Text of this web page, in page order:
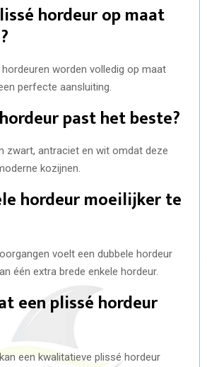
hordeur op maat
worden volledig op maat
perfecte aansluiting.
past het beste?
zwart, antraciet en wit omdat deze
kozijnen.
hordeur moeilijker te
voelt een dubbele hordeur
één extra brede enkele hordeur.
een plissé hordeur
een kwalitatieve plissé hordeur